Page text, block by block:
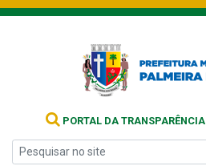
PORTAL DA TRANSPARÊNCIA